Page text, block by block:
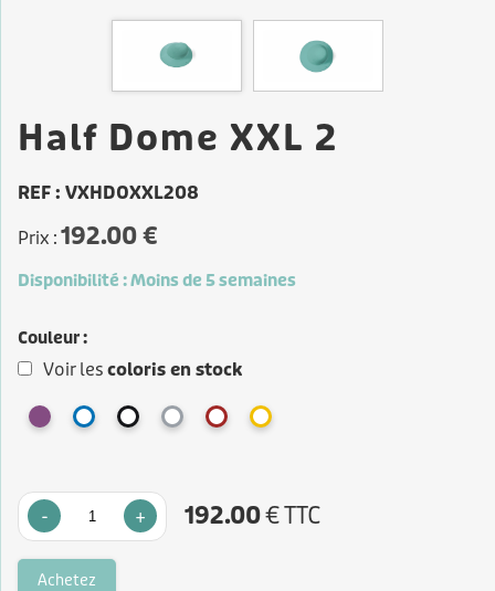
Half Dome XXL 2
REF : VXHDOXXL208
Prix :192.00 €
Disponibilité :Moins de 5 semaines
Couleur :
Voir lescoloris en stock
- + 192.00€ TTC
Achetez